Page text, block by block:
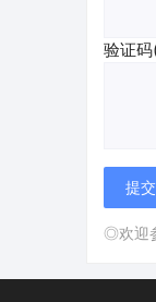
验证
◎欢迎